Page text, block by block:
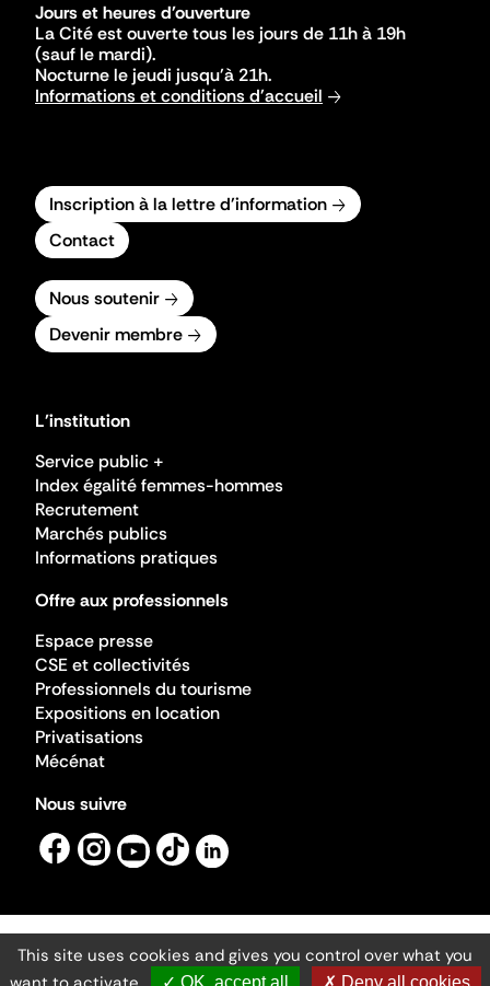
Jours et heures d'ouverture
La Cité est ouverte tous les jours de 11h à 19h
(sauf le mardi).
Nocturne le jeudi jusqu'à 21h.
Informations et conditions d'accueil
Inscription à la lettre d'information
Contact
Nous soutenir
Devenir membre
L'institution
Service public +
Index égalité femmes-hommes
Recrutement
Marchés publics
Informations pratiques
Offre aux professionnels
Espace presse
CSE et collectivités
Professionnels du tourisme
Expositions en location
Privatisations
Mécénat
Nous suivre
Mentions légales
Gestion des cookies
This site uses cookies and gives you control over what you
✓ OK, accept all ✗ Deny all cookies